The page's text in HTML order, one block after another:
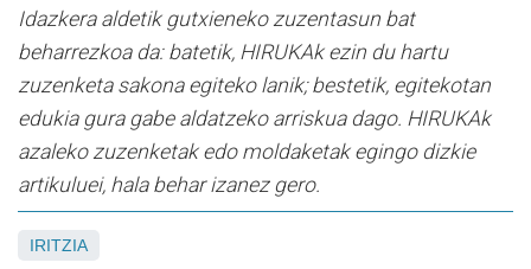
Idazkera aldetik gutxieneko zuzentasun bat
beharrezkoa da: batetik, HIRUKAk ezin du hartu
zuzenketa sakona egiteko lanik; bestetik, egitekotan
edukia gura gabe aldatzeko arriskua dago. HIRUKAk
azaleko zuzenketak edo moldaketak egingo dizkie
artikuluei, hala behar izanez gero.
IRITZIA